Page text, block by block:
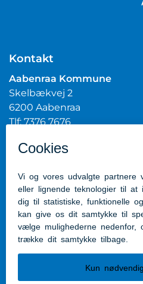
Kontakt
Aabenraa Kommune
Skelbækvej 2
6200 Aabenraa
Tlf: 7376 7676
CVR.nr.: 29189854
Genveje
Kontakt kommunen
Presserum
Tilgængelighedserklæring